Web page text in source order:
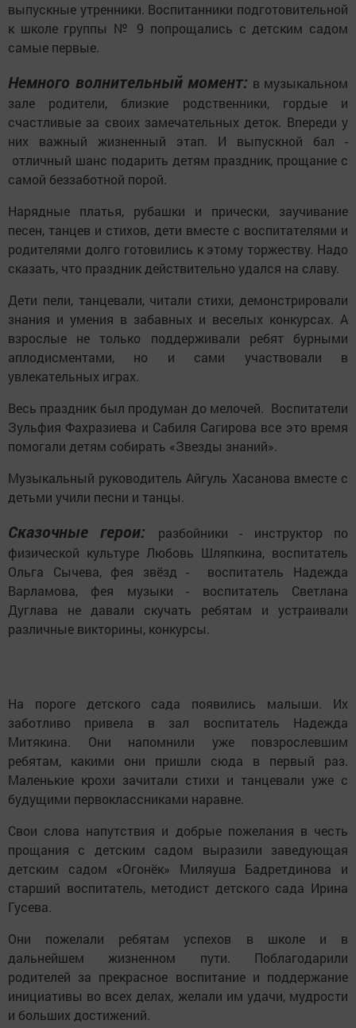
выпускные утренники. Воспитанники подготовительной
к школе группы № 9 попрощались с детским садом
самые первые.
Немного волнительный момент: в музыкальном
зале родители, близкие родственники, гордые и
счастливые за своих замечательных деток. Впереди у
них важный жизненный этап. И выпускной бал -
отличный шанс подарить детям праздник, прощание с
самой беззаботной порой.
Нарядные платья, рубашки и прически, заучивание
песен, танцев и стихов, дети вместе с воспитателями и
родителями долго готовились к этому торжеству. Надо
сказать, что праздник действительно удался на славу.
Дети пели, танцевали, читали стихи, демонстрировали
знания и умения в забавных и веселых конкурсах. А
взрослые не только поддерживали ребят бурными
аплодисментами, но и сами участвовали в
увлекательных играх.
Весь праздник был продуман до мелочей. Воспитатели
Зульфия Фахразиева и Сабиля Сагирова все это время
помогали детям собирать «Звезды знаний».
Музыкальный руководитель Айгуль Хасанова вместе с
детьми учили песни и танцы.
Сказочные герои:
разбойники - инструктор по
физической культуре Любовь Шляпкина, воспитатель
Ольга Сычева, фея звёзд - воспитатель Надежда
Варламова, фея музыки - воспитатель Светлана
Дуглава не давали скучать ребятам и устраивали
различные викторины, конкурсы.
На пороге детского сада появились малыши. Их
заботливо привела в зал воспитатель Надежда
Митякина. Они напомнили уже повзрослевшим
ребятам, какими они пришли сюда в первый раз.
Маленькие крохи зачитали стихи и танцевали уже с
будущими первоклассниками наравне.
Свои слова напутствия и добрые пожелания в честь
прощания с детским садом выразили заведующая
детским садом «Огонёк» Миляуша Бадретдинова и
старший воспитатель, методист детского сада Ирина
Гусева.
Они пожелали ребятам успехов в школе и в
дальнейшем жизненном пути. Поблагодарили
родителей за прекрасное воспитание и поддержание
инициативы во всех делах, желали им удачи, мудрости
и больших достижений.